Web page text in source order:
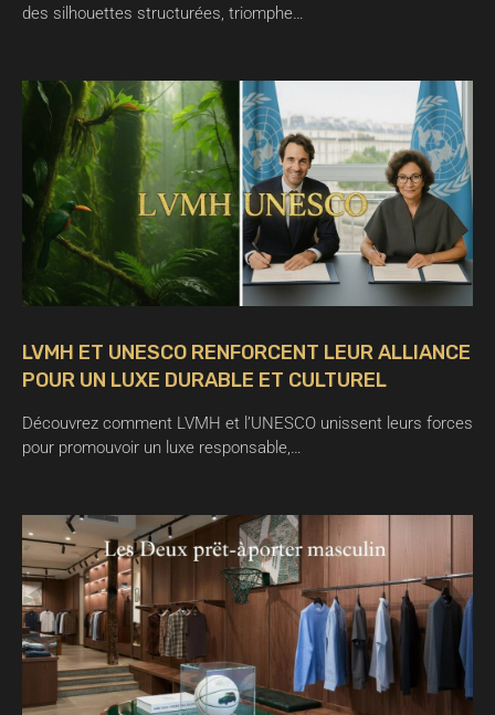
des silhouettes structurées, triomphe…
LVMH ET UNESCO RENFORCENT LEUR ALLIANCE
POUR UN LUXE DURABLE ET CULTUREL
Découvrez comment LVMH et l’UNESCO unissent leurs forces
pour promouvoir un luxe responsable,…